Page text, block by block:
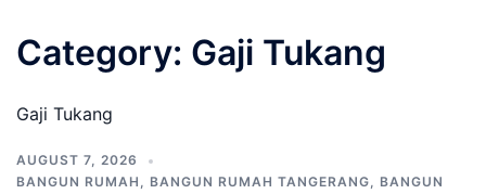
Category: Gaji Tukang
Gaji Tukang
AUGUST 7, 2026
BANGUN RUMAH , BANGUN RUMAH TANGERANG, BANGUN